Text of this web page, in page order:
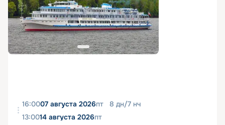
16:0007 августа 2026пт 8 дн/7 нч
13:0014 августа 2026пт